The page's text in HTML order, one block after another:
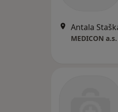
Antala
MEDICON